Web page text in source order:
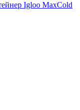
Igloo MaxCold